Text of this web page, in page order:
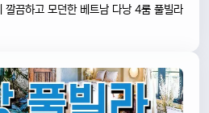
깔끔하고 모던한 베트남 다낭 4룸 풀빌라